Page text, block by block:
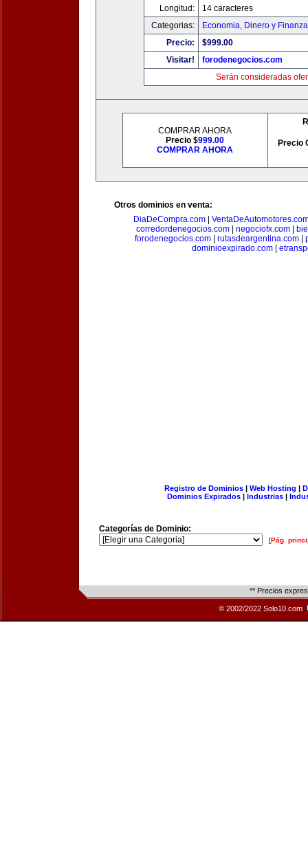
Longitud:
14 caracteres
Categorias:
Economia, Dinero y
Precio:
$999.00
Visitar!
forodenegocios.com
Serán consideradas
COMPRAR AHORA
Precio $999.00
COMPRAR AHORA
Precio
Otros dominios en venta:
DiaDeCompra.com|
corredordenegocios.com
negociofx.com
forodenegocios.com| rutasdeargentina.com|
dominioexpirado.com|
Registro de Dominios| Web Hosting |
Dominios Expirados | Industrias |
Categorías de Dominio:
[Pág.
** Precios
© 2002/2022 Solo10.com